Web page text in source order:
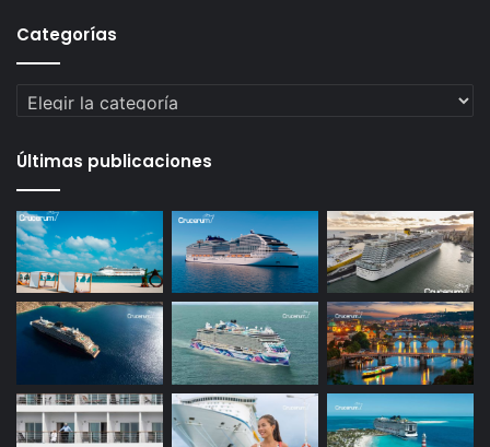
Categorías
Categorías
Últimas publicaciones